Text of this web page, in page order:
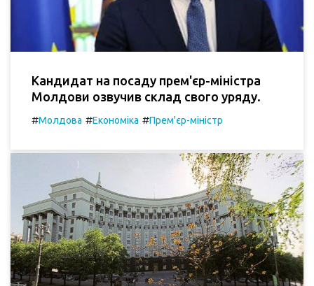
Кандидат на посаду прем'єр-міністра
Молдови озвучив склад свого уряду.
#Молдова #Економіка #Прем'єр-міністр